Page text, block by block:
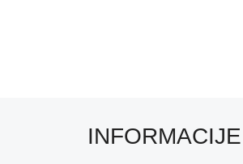
INFORMACIJE